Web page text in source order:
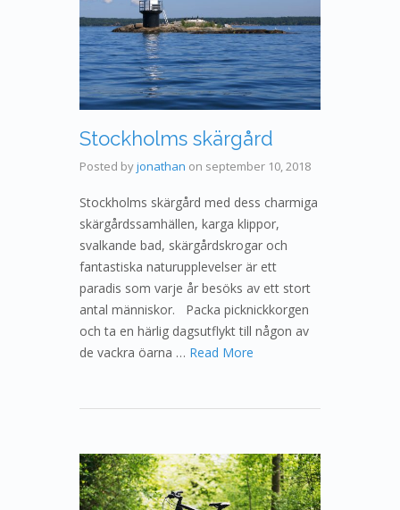
Stockholms skärgård
Posted byjonathan on september 10, 2018
Stockholms skärgård med dess charmiga
skärgårdssamhällen, karga klippor,
svalkande bad, skärgårdskrogar och
fantastiska naturupplevelser är ett
paradis som varje år besöks av ett stort
antal människor. Packa picknickkorgen
och ta en härlig dagsutflykt till någon av
de vackra öarna … Read More